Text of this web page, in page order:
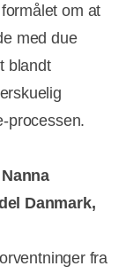
om at
med due
blandt
processen.
Danmark,
fra